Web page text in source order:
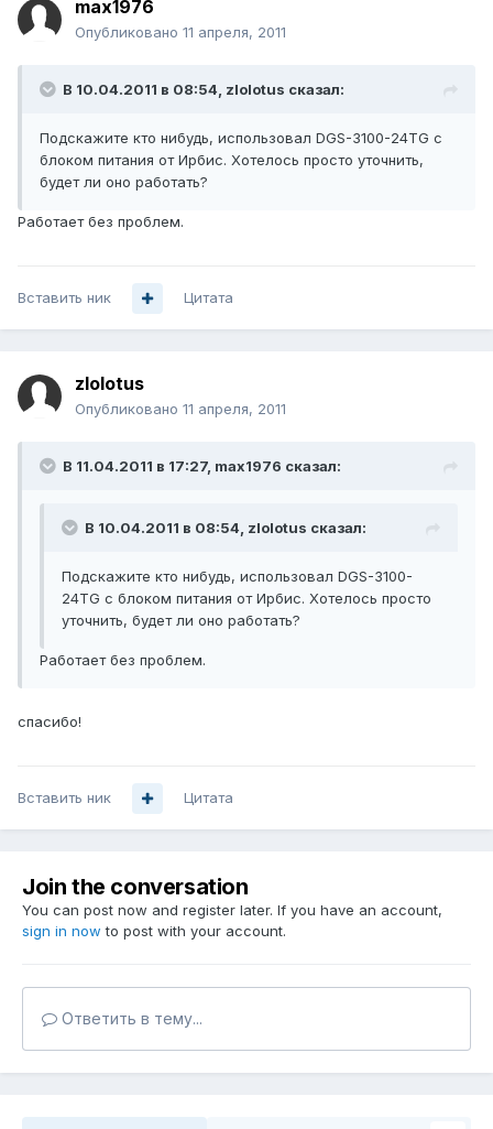
max1976
Опубликовано 11 апреля, 2011
В 10.04.2011 в 08:54, zlolotus сказал:
Подскажите кто нибудь, использовал DGS-3100-24TG с
блоком питания от Ирбис. Хотелось просто уточнить,
будет ли оно работать?
Работает без проблем.
Вставить ник Цитата
zlolotus
Опубликовано 11 апреля, 2011
В 11.04.2011 в 17:27, max1976 сказал:
В 10.04.2011 в 08:54, zlolotus сказал:
Подскажите кто нибудь, использовал DGS-3100-
24TG с блоком питания от Ирбис. Хотелось просто
уточнить, будет ли оно работать?
Работает без проблем.
спасибо!
Вставить ник Цитата
Join the conversation
You can post now and register later. If you have an account,
sign in now to post with your account.
Ответить в тему...